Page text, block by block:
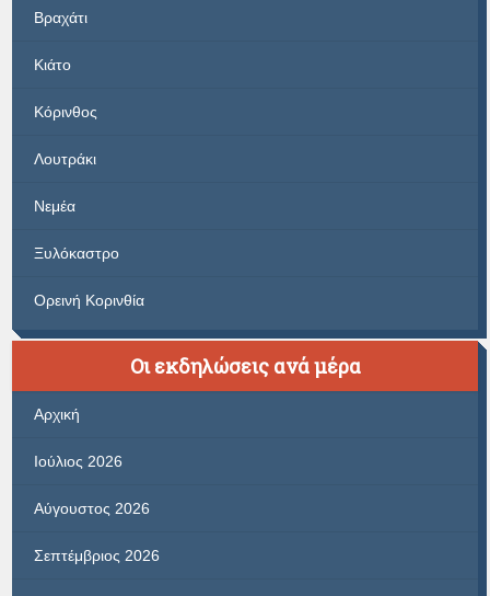
Βραχάτι
Κιάτο
Κόρινθος
Λουτράκι
Νεμέα
Ξυλόκαστρο
Ορεινή Κορινθία
Οι εκδηλώσεις ανά μέρα
Αρχική
Ιούλιος 2026
Αύγουστος 2026
Σεπτέμβριος 2026